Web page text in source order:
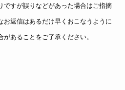
ですが誤りなどがあった場合はご指摘
お返信はあるだけ早くおこなうように
あることをご了承ください。